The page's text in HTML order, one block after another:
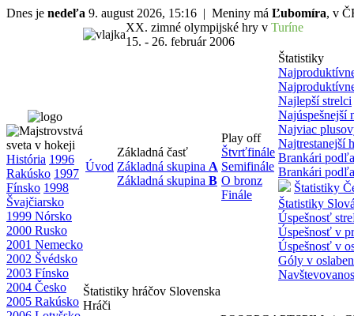
Dnes je nedeľa 9. august 2026, 15:16 | Meniny má Ľubomíra, v
História 1996
Rakúsko 1997
Fínsko 1998
Švajčiarsko
1999 Nórsko
2000 Rusko
2001 Nemecko
2002 Švédsko
2003 Fínsko
2004 Česko
2005 Rakúsko
XX. zimné olympijské hry v Turíne
15. - 26. február 2006
Úvod
Základná časť
Základná skupina A
Základná skupina B
Play off
Štvrťfinále
Semifinále
O bronz
Finále
Štatistiky
Najlepší strelci
Najúspešnejší
Najviac
Najtrestanejší
Brankári
Brankári
Štatistiky
Štatistiky
Úspešnosť
Úspešnosť v
Úspešnosť v
Góly v
Štatistiky hráčov Slovenska
Hráči